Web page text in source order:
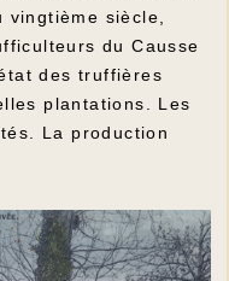
vingtième siècle,
du Causse
des truffières
plantations. Les
La production